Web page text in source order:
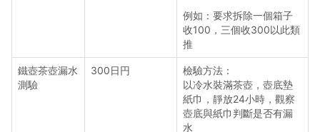
例如：要求拆除一個箱子
收100，三個收300以此類
推
鐵壺茶壺漏水
測驗
300日円
檢驗方法：
以冷水裝滿茶壺，壺底墊
紙巾，靜放24小時，觀察
壺底與紙巾判斷是否有漏
水